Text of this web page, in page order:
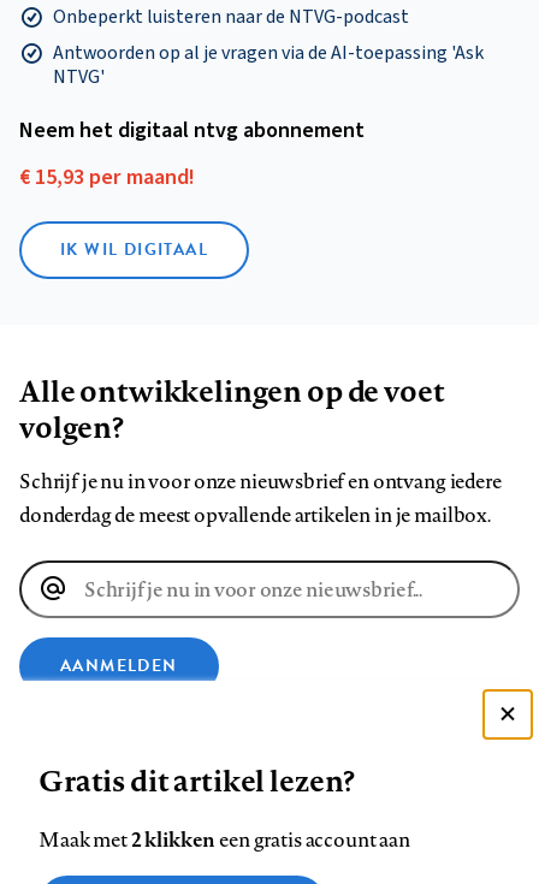
Onbeperkt luisteren naar de NTVG-podcast
Antwoorden op al je vragen via de AI-toepassing 'Ask
NTVG'
Neem het digitaal ntvg abonnement
€ 15,93 per maand!
IK WIL DIGITAAL
Alle ontwikkelingen op de voet
volgen?
Schrijf je nu in voor onze nieuwsbrief en ontvang iedere
donderdag de meest opvallende artikelen in je mailbox.
E-
mailadres
AANMELDEN
ons
Gratis dit artikel lezen?
Maak met2 klikkeneen gratis account aan
Zie onze cookie policy